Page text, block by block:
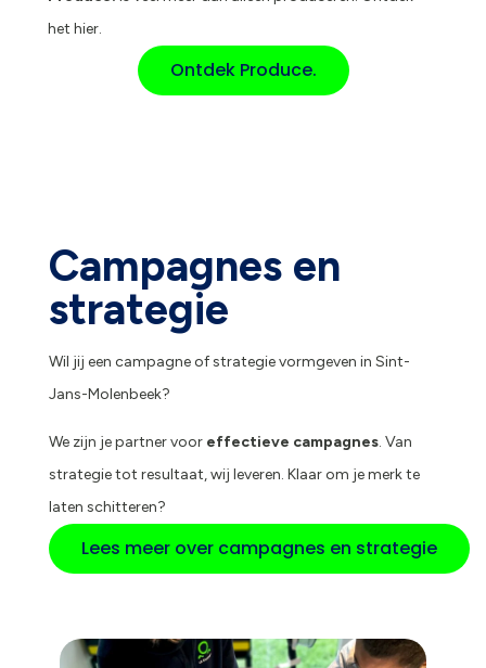
het hier.
Ontdek Produce.
Campagnes en
strategie
Wil jij een campagne of strategie vormgeven in Sint-
Jans-Molenbeek?
We zijn je partner voor effectieve campagnes. Van
strategie tot resultaat, wij leveren. Klaar om je merk te
laten schitteren?
Lees meer over campagnes en strategie